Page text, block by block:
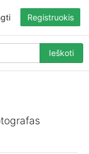
Ieškoti
Registruokis